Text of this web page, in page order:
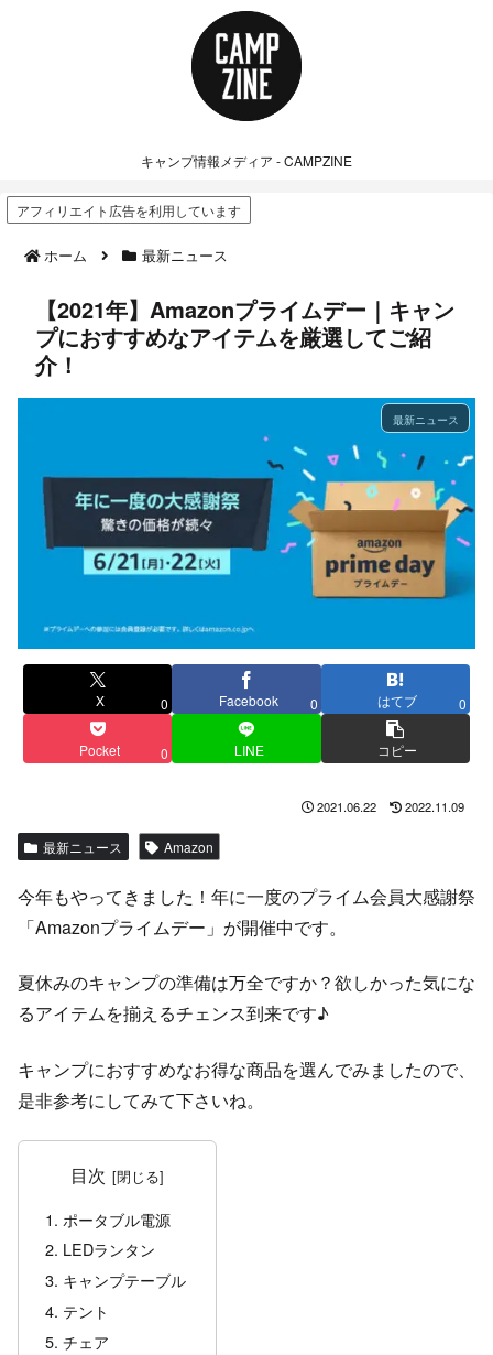
キャンプ情報メディア - CAMPZINE
アフィリエイト広告を利用しています
ホーム 最新ニュース
【2021年】Amazonプライムデー｜キャン
プにおすすめなアイテムを厳選してご紹
介！
最新ニュース
X 0 Facebook 0 はてブ 0
Pocket 0 LINE コピー
2021.06.22 2022.11.09
最新ニュース Amazon
今年もやってきました！年に一度のプライム会員大感謝祭
「Amazonプライムデー」が開催中です。
夏休みのキャンプの準備は万全ですか？欲しかった気にな
るアイテムを揃えるチェンス到来です♪
キャンプにおすすめなお得な商品を選んでみましたので、
是非参考にしてみて下さいね。
目次
ポータブル電源
LEDランタン
キャンプテーブル
テント
チェア